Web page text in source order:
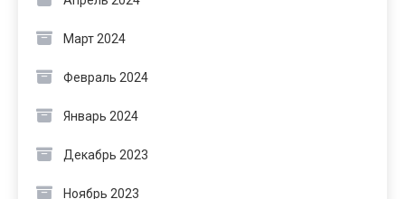
Март 2024
Февраль 2024
Январь 2024
Декабрь 2023
Ноябрь 2023